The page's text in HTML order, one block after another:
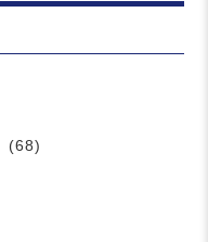
(68)